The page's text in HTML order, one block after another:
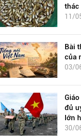
thác
11/
Bài
của
03/
đủ
lớn
30/